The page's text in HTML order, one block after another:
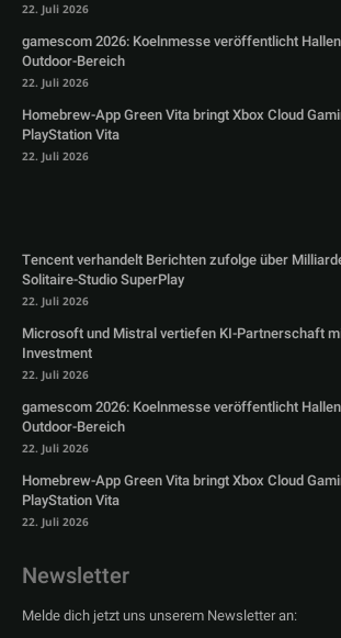
22. Juli 2026
gamescom 2026: Koelnmesse veröffentlicht
Outdoor-Bereich
22. Juli 2026
Homebrew-App Green Vita bringt Xbox Cloud
PlayStation Vita
22. Juli 2026
Tencent verhandelt Berichten zufolge über
Solitaire-Studio SuperPlay
22. Juli 2026
Microsoft und Mistral vertiefen KI-Partnerschaft
Investment
22. Juli 2026
gamescom 2026: Koelnmesse veröffentlicht
Outdoor-Bereich
22. Juli 2026
Homebrew-App Green Vita bringt Xbox Cloud
PlayStation Vita
22. Juli 2026
Newsletter
Melde dich jetzt uns unserem Newsletter an: